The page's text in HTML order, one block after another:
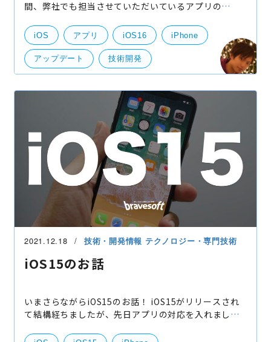
間、弊社でも担当させていただいているアプリの
曲者で、対応しなければ特定の画面が全く使えなくな
ってしまうよ
iOS アプリ iOS16 iPhone
アップデート 技術開発
2021.12.18 技術・開発情報 テクノロジー・専門技術
iOS15のお話
いまさらながらiOS15のお話！ iOS15がリリースされ
て結構経ちましたが、先日アプリの対応を入れまし
UITabBarの色が設定できておらず、スクロールすると